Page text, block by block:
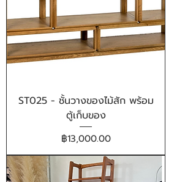
ST025 - ชั้นวางของไม้สัก พร้อม
ตู้เก็บของ
ราคา
฿13,000.00